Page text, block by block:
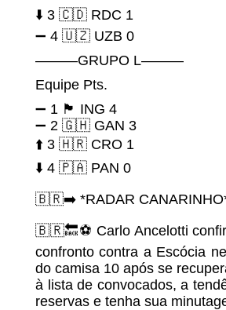
⬇️ 3 🇨🇩 RDC 1
➖ 4 🇺🇿 UZB 0
———GRUPO L———
Equipe Pts.
➖ 1 🏴󠁧󠁢󠁥󠁮󠁧󠁿 ING 4
➖ 2 🇬🇭 GAN 3
⬆️ 3 🇭🇷 CRO 1
⬇️ 4 🇵🇦 PAN 0
🇧🇷➡️ *RADAR
🇧🇷🔙⚽ Carlo Ancelotti
confronto contra a Escócia
do camisa 10 após se
à lista de convocados, a
reservas e tenha sua